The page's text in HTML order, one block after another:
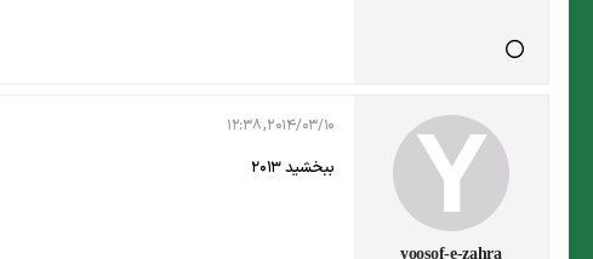
yoosof-e-zahra
2014/03/10, 12:38
ببخشید 2013